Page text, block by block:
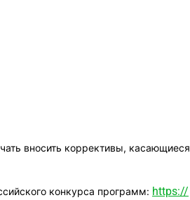
вносить коррективы, касающиеся
конкурса программ: https://